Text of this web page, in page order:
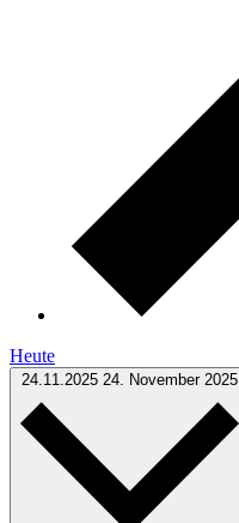
Heute
24.11.2025 24. November 2025